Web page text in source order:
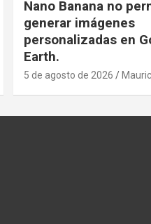
Nano Banana no
generar imágenes
personalizadas en
Earth.
5 de agosto de 2026